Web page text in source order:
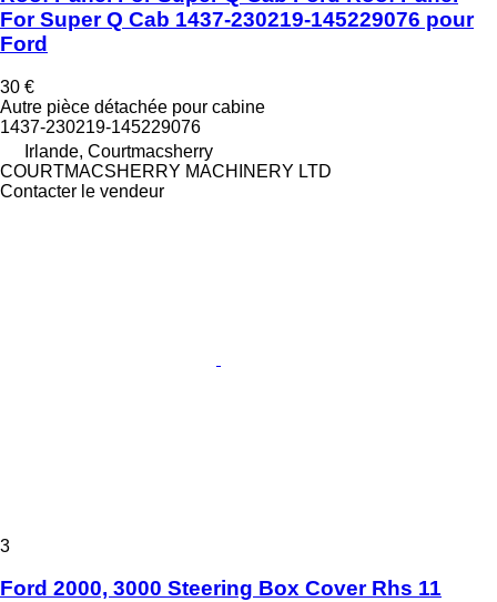
For Super Q Cab 1437-230219-145229076 pour
Ford
30 €
Autre pièce détachée pour cabine
1437-230219-145229076
Irlande, Courtmacsherry
COURTMACSHERRY MACHINERY LTD
Contacter le vendeur
3
Ford 2000, 3000 Steering Box Cover Rhs 11